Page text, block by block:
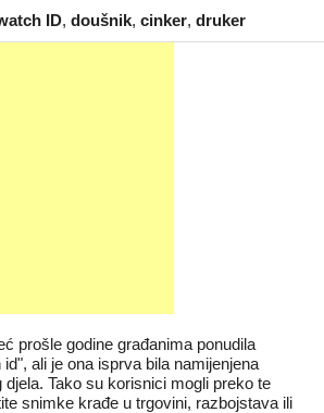
ID, doušnik, cinker, druker
prošle godine građanima ponudila
ali je ona isprva bila namijenjena
Tako su korisnici mogli preko te
snimke krađe u trgovini, razbojstava ili